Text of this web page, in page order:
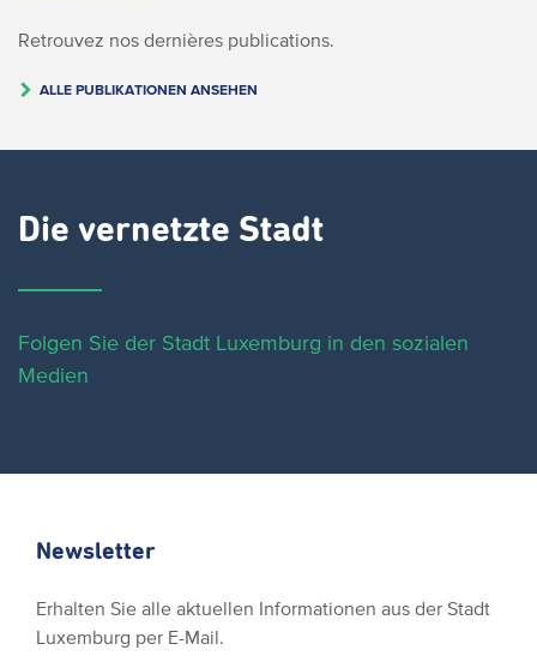
Retrouvez nos dernières publications.
ALLE PUBLIKATIONEN ANSEHEN
Die vernetzte Stadt
Folgen Sie der Stadt Luxemburg in den sozialen
Medien
Newsletter
Erhalten Sie alle aktuellen Informationen aus der Stadt
Luxemburg per E-Mail.